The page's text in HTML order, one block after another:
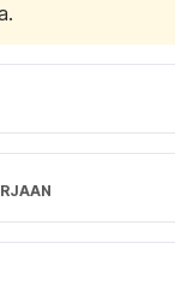
Aging changes
ency/article/